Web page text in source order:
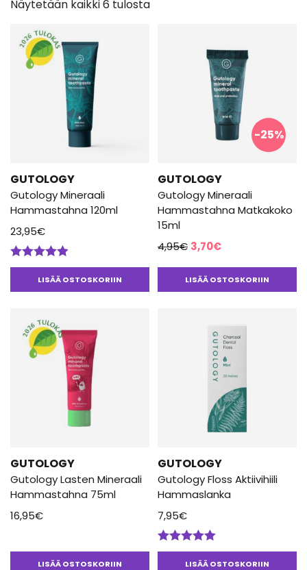
Näytetään kaikki 6 tulosta
GUTOLOGY
Gutology Mineraali
Hammastahna 120ml
23,95€
Arvostelu
tuotteesta:LISÄÄ OSTOSKORIIN
-25%
GUTOLOGY
Gutology Mineraali
Hammastahna Matkakoko
15ml
4,95€ Alkuperäinen
oli:
4,95€.
3,70€Nykyinen
on:
3,70€.
LISÄÄ OSTOSKORIIN
GUTOLOGY
Gutology Lasten Mineraali
Hammastahna 75ml
16,95€
LISÄÄ OSTOSKORIIN
GUTOLOGY
Gutology Floss Aktiivihiili
Hammaslanka
7,95€
Arvostelu
tuotteesta:LISÄÄ OSTOSKORIIN